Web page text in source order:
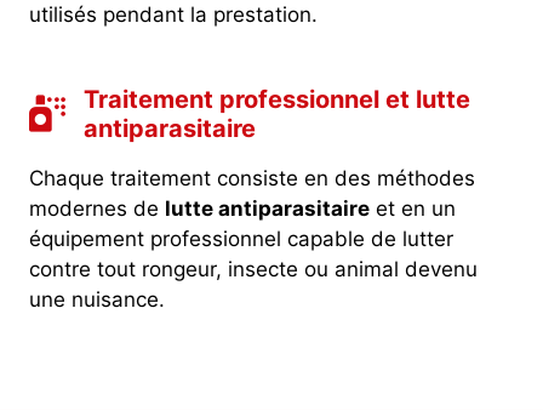
utilisés pendant la prestation.
Traitement professionnel et lutte
antiparasitaire
Chaque traitement consiste en des méthodes
modernes de lutte antiparasitaire et en un
équipement professionnel capable de lutter
contre tout rongeur, insecte ou animal devenu
une nuisance.